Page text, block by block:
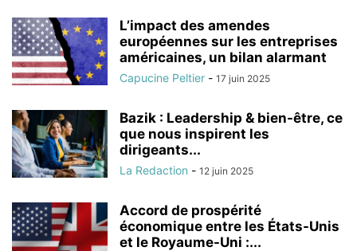
L’impact des amendes
européennes sur les entreprises
américaines, un bilan alarmant
Capucine Peltier - 17 juin 2025
Bazik : Leadership & bien-être, ce
que nous inspirent les
dirigeants...
La Redaction - 12 juin 2025
Accord de prospérité
économique entre les États-Unis
et le Royaume-Uni :...